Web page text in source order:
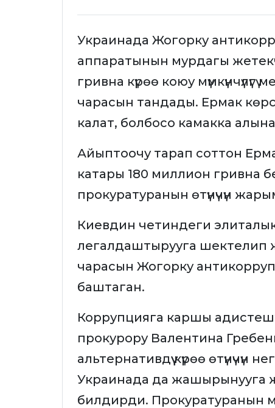
Украинада Жогорку
аппаратынын мурдагы
гривна күрөө коюу мүмкүнчүлүгү
чарасын тандады. Ермак
калат, болбосо камакка
Айыптоочу тарап соттон
катары 180 миллион гривна
прокуратуранын өтүнүчүн
Киевдин четиндеги
легалдаштырууга шектелип
чарасын Жогорку
баштаган.
Коррупцияга каршы
прокурору Валентина
альтернативдүү күрөө
Украинада да жашырынууга
билдирди. Прокуратуранын